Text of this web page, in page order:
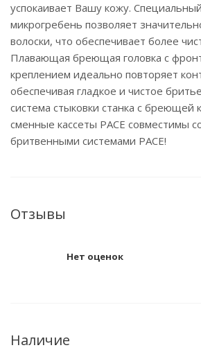
успокаивает Вашу кожу.
микрогребень позволяет
волоски, что обеспечивает более
Плавающая бреющая головка с
креплением идеально повторяет
обеспечивая гладкое и чистое
система стыковки станка с бреющей
сменные кассеты PACE совместимы
бритвенными системами PACE!
Отзывы
Нет оценок
Наличие